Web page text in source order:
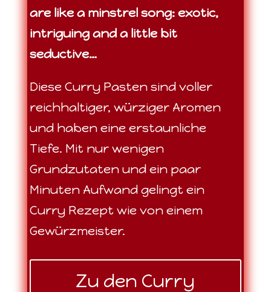
are like a minstrel song: exotic,
intriguing and a little bit
seductive…
Diese Curry Pasten sind voller
reichhaltiger, würziger Aromen
und haben eine erstaunliche
Tiefe. Mit nur wenigen
Grundzutaten und ein paar
Minuten Aufwand gelingt ein
Curry Rezept wie von einem
Gewürzmeister.
Zu den Curry